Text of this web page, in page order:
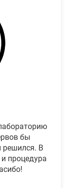
бы
решился. В
процедура